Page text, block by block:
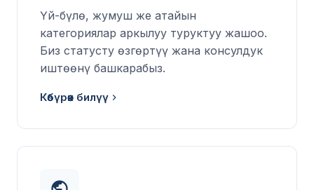
Үй-бүлө, жумуш же атайын
категориялар аркылуу туруктуу жашоо.
Биз статусту өзгөртүү жана консулдук
иштөөнү башкарабыз.
Көбүрөөк билүү